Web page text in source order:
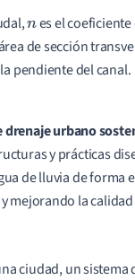
nes el
de sección
pendiente del canal.
drenaje urbano
y prácticas
de lluvia de forma
mejorando la
ciudad, un